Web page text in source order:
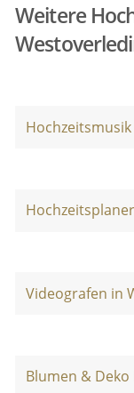
Weitere
Videografen in
Blumen &